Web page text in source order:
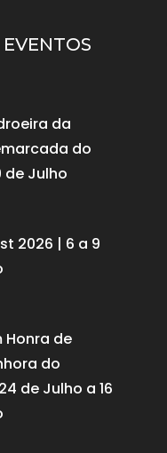
da
do
de Julho
2026 | 6 a 9
Honra de
do
de Julho a 16